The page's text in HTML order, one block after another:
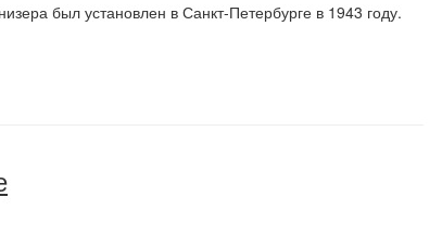
был установлен в Санкт-Петербурге в 1943 году.